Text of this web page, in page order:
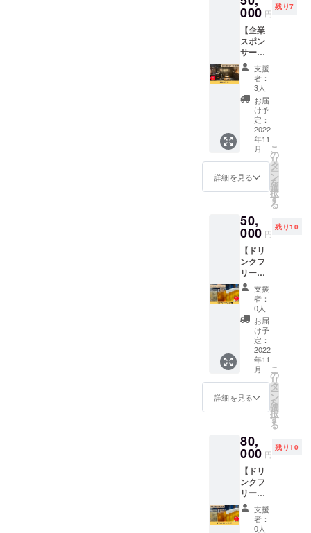
※2022
から1年
以内に
ご利用
くださ
い。
ます。
※2022
年11月
から1年
以内に
ご利用
を開始
してく
ださ
い。 ※
有効期
限は初
回ご利
用から1
年間で
す。
000 円
残り7
【企業
スポン
サー】
「うな
ぎの夜
明け」
店内
に、企
業スポ
ンサー
として
あなた
の企業
名とQR
コード
いただ
きま
す！ あ
なたの
お名前
をお店
でPRで
きま
す。 ※
掲載内
容は
メール
にて打
合せさ
せてい
ただき
ます。
企業イ
メージ
する場
合等、
掲載を
お断り
させて
いただ
支援
者：
3人
お届
け予
定：
2022
年11
月
詳細を見る
こ
の
リ
タ
ー
ン
を
選
択
す
る
50,
000 円
残り10
【ドリ
ンクフ
リーパ
ス6か
月】
「うな
ぎの夜
明け」
店内の
お酒が6
か月間
飲み放
題！ 美
味しい
うなぎ
酒で楽
しいひ
ととき
をお過
ごしく
ださ
い。 ※
森伊蔵
のドリ
支援
者：
0人
お届
け予
定：
2022
年11
月
詳細を見る
こ
の
リ
タ
ー
ン
を
選
択
す
る
80,
000 円
残り10
【ドリ
ンクフ
リーパ
ス1年】
「うな
ぎの夜
支援
者：
0人